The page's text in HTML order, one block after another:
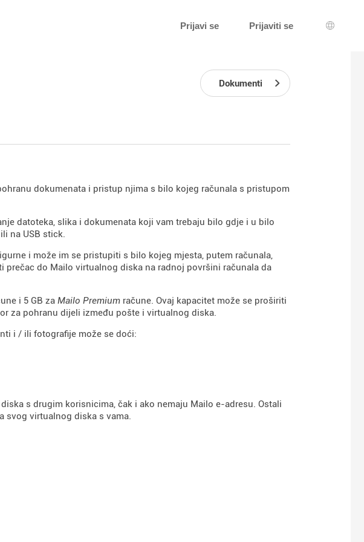
Prijavi se Prijaviti se
Izbor
Dokumenti
dokumenata i pristup njima s bilo kojeg računala s pristupom
datoteka, slika i dokumenata koji vam trebaju bilo gdje i u bilo
na USB stick.
i može im se pristupiti s bilo kojeg mjesta, putem računala,
do Mailo virtualnog diska na radnoj površini računala da
i 5 GB za Mailo Premium račune. Ovaj kapacitet može se proširiti
za pohranu dijeli između pošte i virtualnog diska.
i / ili fotografije može se doći:
s drugim korisnicima, čak i ako nemaju Mailo e-adresu. Ostali
svog virtualnog diska s vama.